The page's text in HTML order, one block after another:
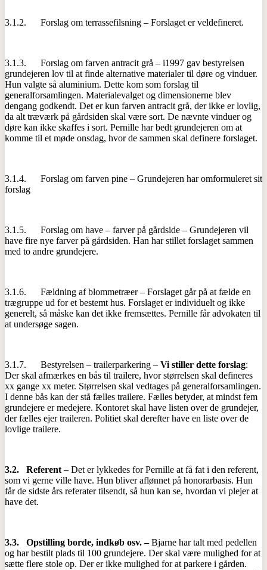
3.1.2. Forslag om terrassefilsning – Forslaget er veldefineret.
3.1.3. Forslag om farven antracit grå – i1997 gav bestyrelsen
grundejeren lov til at finde alternative materialer til døre og vinduer.
Hun valgte så aluminium. Dette kom som forslag til
generalforsamlingen. Materialevalget og dimensionerne blev
dengang godkendt. Det er kun farven antracit grå, der ikke er lovlig,
da alt træværk på gårdsiden skal være sort. De nævnte vinduer og
døre kan ikke skaffes i sort. Pernille har bedt grundejeren om at
komme til et møde onsdag, hvor de sammen skal definere forslaget.
3.1.4. Forslag om farven pine – Grundejeren har omformuleret sit
forslag
3.1.5. Forslag om have – farver på gårdside – Grundejeren vil
have fire nye farver på gårdsiden. Han har stillet forslaget sammen
med to andre grundejere.
3.1.6. Fældning af blommetræer – Forslaget går på at fælde en
trægruppe ud for et bestemt hus. Forslaget er individuelt og ikke
generelt, så måske kan det ikke fremsættes. Pernille får advokaten til
at undersøge sagen.
3.1.7. Bestyrelsen – trailerparkering – Vi stiller dette forslag:
Der skal afmærkes en bås til trailere, hvor størrelsen skal defineres
xx gange xx meter. Størrelsen skal vedtages på generalforsamlingen.
I denne bås kan der stå fælles trailere. Fælles betyder, at mindst fem
grundejere er medejere. Kontoret skal have listen over de grundejer,
der fælles ejer traileren. Politiet skal derefter have en liste over de
lovlige trailere.
3.2. Referent –Det er lykkedes for Pernille at få fat i den referent,
som vi gerne ville have. Hun bliver aflønnet på honorarbasis. Hun
får de sidste års referater tilsendt, så hun kan se, hvordan vi plejer at
have det.
3.3. Opstilling borde, indkøb osv. –Bjarne har talt med pedellen
og har bestilt plads til 100 grundejere. Der skal være mulighed for at
sætte flere stole op. Der er ikke mulighed for at parkere i gården.